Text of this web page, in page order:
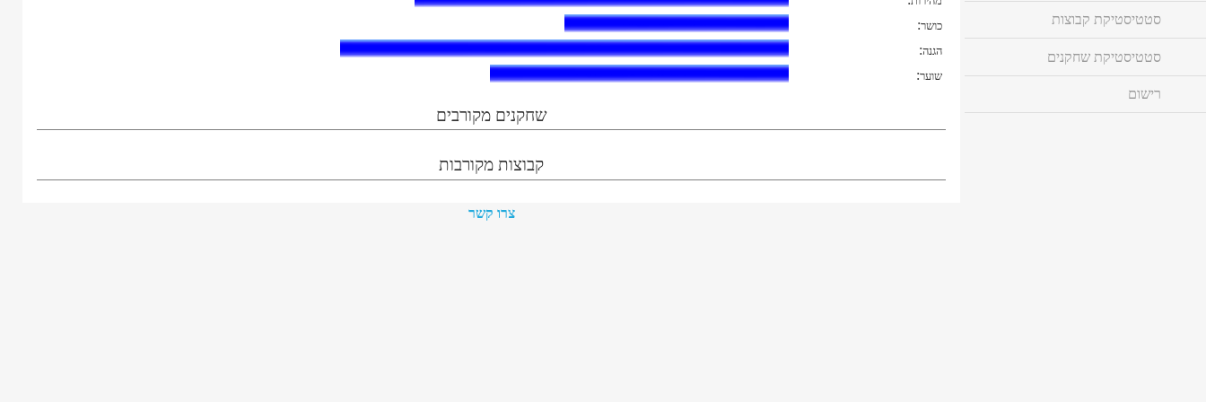
כושר:
הגנה:
שוער:
שחקנים מקורבים
קבוצות מקורבות
צרו קשר
סטטיסטיקת קבוצות
סטטיסטיקת שחקנים
רישום